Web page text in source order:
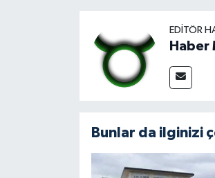
EDITÖR
Haber
Bunlar da ilginizi